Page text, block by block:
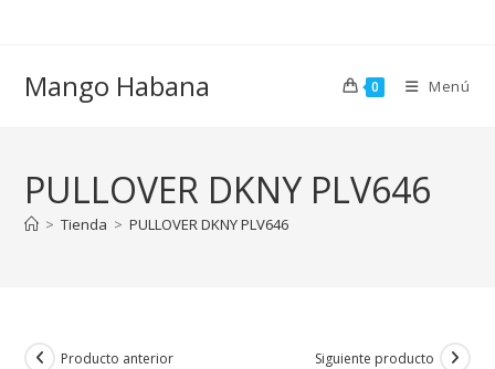
Mango Habana 0 Menú
PULLOVER DKNY PLV646
> Tienda > PULLOVER DKNY PLV646
Producto anterior Siguiente producto